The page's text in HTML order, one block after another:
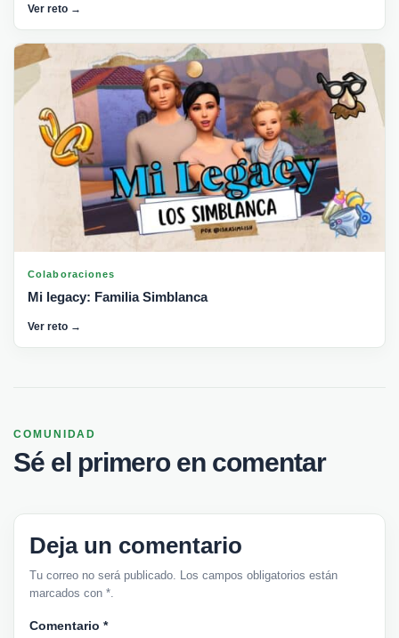
Ver reto →
Colaboraciones
Mi legacy: Familia Simblanca
Ver reto →
COMUNIDAD
Sé el primero en comentar
Deja un comentario
Tu correo no será publicado. Los campos obligatorios están
marcados con *.
Comentario *